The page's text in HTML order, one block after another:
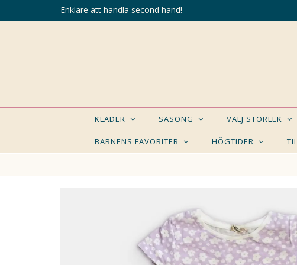
Enklare att handla second hand!
KLÄDER SÄSONG VÄLJ STORLEK
BARNENS FAVORITER HÖGTIDER
KANSKE